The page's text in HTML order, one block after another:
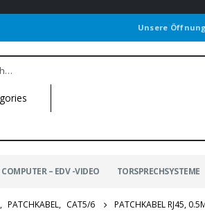
Unsere
COMPUTER – EDV -VIDEO TORSPRECHSYSTEME
, PATCHKABEL, CAT5/6 PATCHKABEL RJ45,